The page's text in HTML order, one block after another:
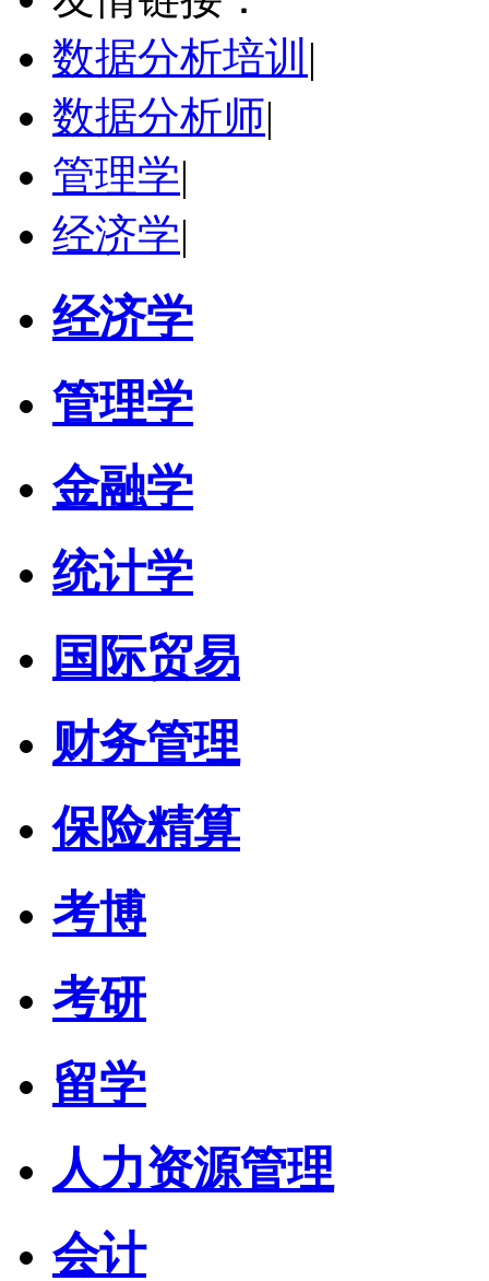
学校：中南民族大学
立即咨询
数据分析培训 |
数据分析师|
管理学|
经济学|
经济学
管理学
金融学
统计学
国际贸易
财务管理
保险精算
考博
考研
留学
人力资源管理
会计